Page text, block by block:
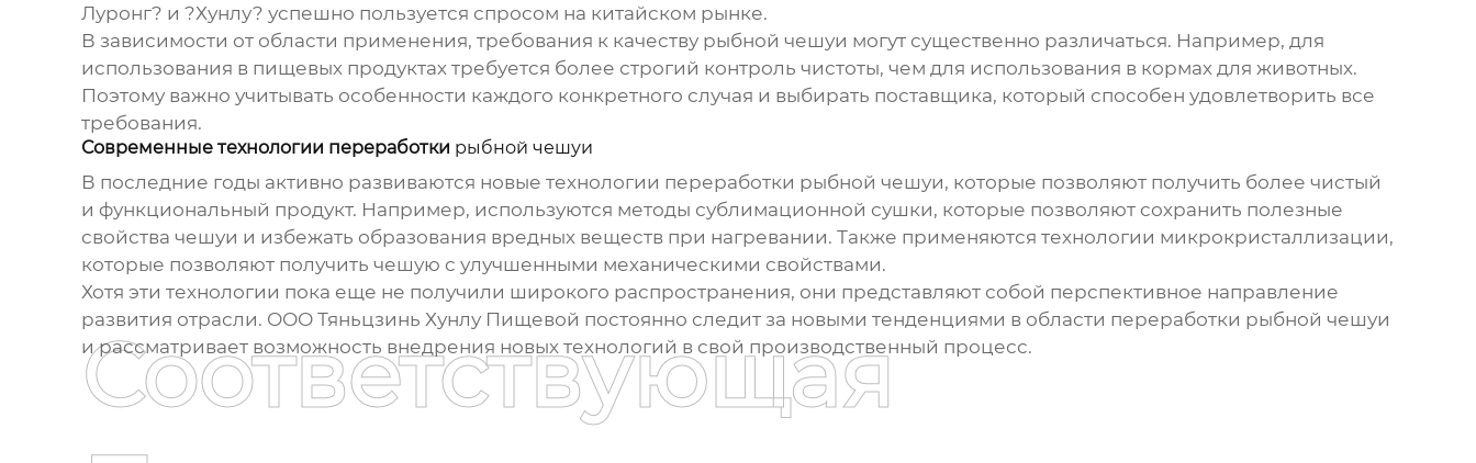
Луронг? и ?Хунлу? успешно пользуется спросом на китайском рынке.
В зависимости от области применения, требования к качеству рыбной чешуи могут существенно различаться. Например, для
использования в пищевых продуктах требуется более строгий контроль чистоты, чем для использования в кормах для животных.
Поэтому важно учитывать особенности каждого конкретного случая и выбирать поставщика, который способен удовлетворить все
требования.
Современные технологии переработки рыбной чешуи
В последние годы активно развиваются новые технологии переработки рыбной чешуи, которые позволяют получить более чистый
и функциональный продукт. Например, используются методы сублимационной сушки, которые позволяют сохранить полезные
свойства чешуи и избежать образования вредных веществ при нагревании. Также применяются технологии микрокристаллизации,
которые позволяют получить чешую с улучшенными механическими свойствами.
Хотя эти технологии пока еще не получили широкого распространения, они представляют собой перспективное направление
развития отрасли. ООО Тяньцзинь Хунлу Пищевой постоянно следит за новыми тенденциями в области переработки рыбной чешуи
и рассматривает возможность внедрения новых технологий в свой производственный процесс.
Соответствующая